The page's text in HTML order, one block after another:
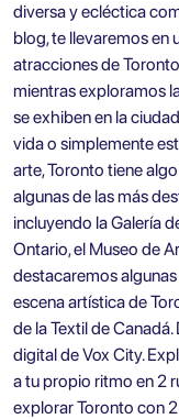
diversa y ecléctica
blog, te llevaremos en
atracciones de Toronto
mientras exploramos
se exhiben en la
vida o simplemente
arte, Toronto tiene
algunas de las más
incluyendo la Galería
Ontario, el Museo de
destacaremos
escena artística de
de la Textil de
digital de Vox City.
a tu propio ritmo en 2
explorar Toronto con